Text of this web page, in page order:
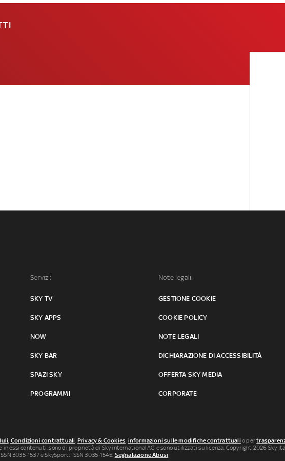
Servizi:
SKY TV
SKY APPS
NOW
SKY BAR
SPAZI SKY
PROGRAMMI
Note legali:
GESTIONE COOKIE
COOKIE POLICY
NOTE LEGALI
DICHIARAZIONE DI ACCESSIBILITÀ
OFFERTA SKY MEDIA
CORPORATE
Condizioni contrattuali, Privacy & Cookies, informazioni sulle modifiche contrattuali o per
essi contenuti, sono di proprietà di Sky international AG e sono utilizzati su licenza. Copyright 2026 Sky
3035-1537 e SkySport: ISSN 3035-1545. Segnalazione Abusi